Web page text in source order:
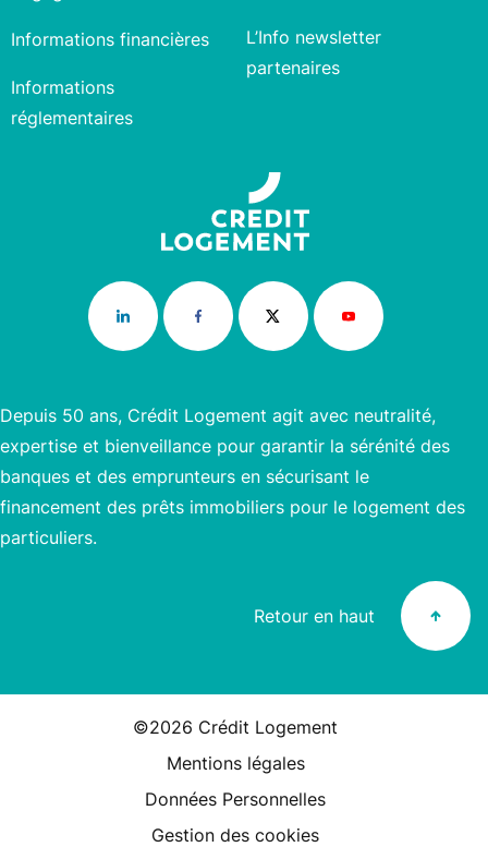
Informations financières
Informations
réglementaires
L’Info newsletter
partenaires
Depuis 50 ans, Crédit Logement agit avec neutralité,
expertise et bienveillance pour garantir la sérénité des
banques et des emprunteurs en sécurisant le
financement des prêts immobiliers pour le logement des
particuliers.
Retour en haut
©2026 Crédit Logement
Mentions légales
Données Personnelles
Gestion des cookies